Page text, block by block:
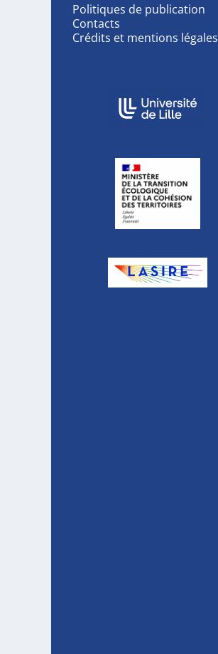
Politiques de publication
Contacts
Crédits et mentions légales
In collaboration with